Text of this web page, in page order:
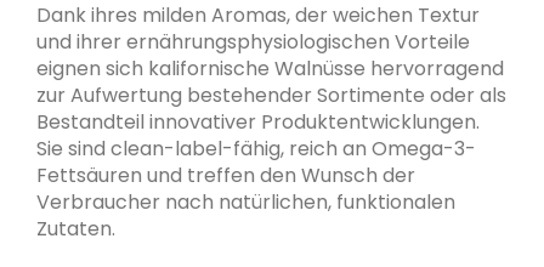
Dank ihres milden Aromas, der weichen Textur
und ihrer ernährungsphysiologischen Vorteile
eignen sich kalifornische Walnüsse hervorragend
zur Aufwertung bestehender Sortimente oder als
Bestandteil innovativer Produktentwicklungen.
Sie sind clean-label-fähig, reich an Omega-3-
Fettsäuren und treffen den Wunsch der
Verbraucher nach natürlichen, funktionalen
Zutaten.